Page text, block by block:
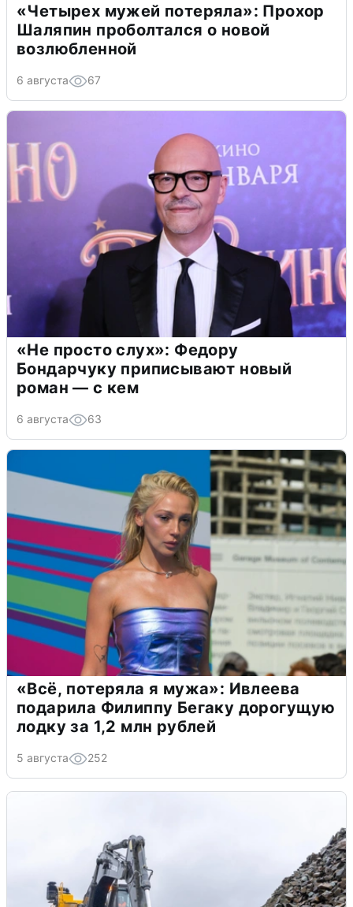
«Четырех мужей потеряла»: Прохор
Шаляпин проболтался о новой
возлюбленной
6 августа 67
«Не просто слух»: Федору
Бондарчуку приписывают новый
роман — с кем
6 августа 63
«Всё, потеряла я мужа»: Ивлеева
подарила Филиппу Бегаку дорогущую
лодку за 1,2 млн рублей
5 августа 252